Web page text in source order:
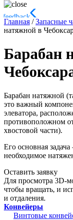
Главная /Запасные
натяжной в
Барабан
Барабан натяжной
это важный
элеватора,
противоположном
хвостовой части).
Его основная
необходимое
Оставить заявку
Для просмотра 3D-
чтобы вращать, и
и отдаления.
Конвейеры
Винтовые